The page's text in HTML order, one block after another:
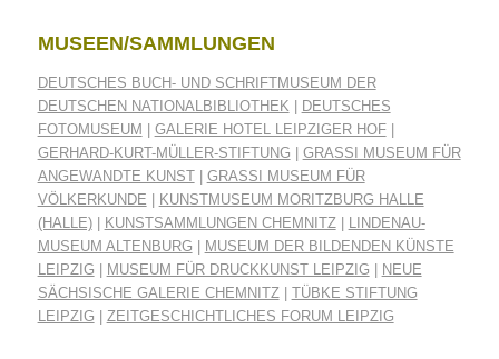
MUSEEN/SAMMLUNGEN
DEUTSCHES BUCH- UND SCHRIFTMUSEUM DER
DEUTSCHEN NATIONALBIBLIOTHEK
DEUTSCHES
FOTOMUSEUM
GALERIE HOTEL LEIPZIGER HOF|
GERHARD-KURT-MÜLLER-STIFTUNG
GRASSI MUSEUM FÜR
ANGEWANDTE KUNST| GRASSI MUSEUM FÜR
VÖLKERKUNDE
KUNSTMUSEUM MORITZBURG HALLE
(HALLE)| KUNSTSAMMLUNGEN CHEMNITZ|
LINDENAU-
MUSEUM ALTENBURG
MUSEUM DER BILDENDEN KÜNSTE
LEIPZIG
MUSEUM FÜR DRUCKKUNST LEIPZIG
NEUE
SÄCHSISCHE GALERIE CHEMNITZ| TÜBKE STIFTUNG
LEIPZIG
ZEITGESCHICHTLICHES FORUM LEIPZIG